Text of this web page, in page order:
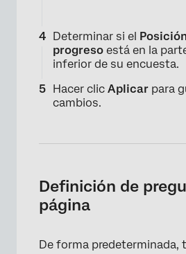
Determinar si el
progreso está en la
inferior de su encuesta.
Hacer clic Aplicar para
cambios.
Definición de
página
De forma predeterminada,